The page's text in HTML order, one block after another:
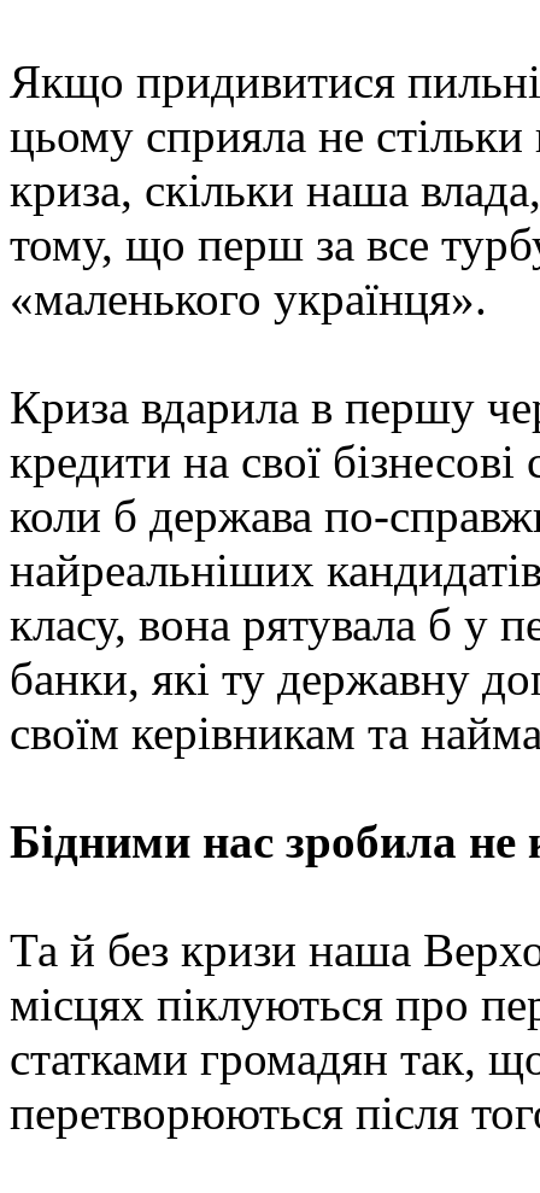
Якщо придивитися
цьому сприяла не стільки
криза, скільки наша
тому, що перш за все
«маленького українця».
Криза вдарила в першу
кредити на свої
коли б держава по-
найреальніших
класу, вона рятувала б у
банки, які ту державну
своїм керівникам та
Бідними нас зробила не
Та й без кризи наша
місцях піклуються про
статками громадян так,
перетворюються після